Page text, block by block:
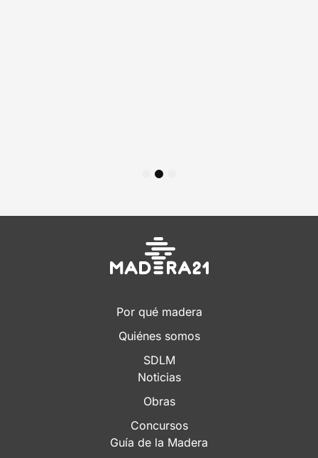
Por qué madera
Quiénes somos
SDLM
Noticias
Obras
Concursos
Guía de la Madera